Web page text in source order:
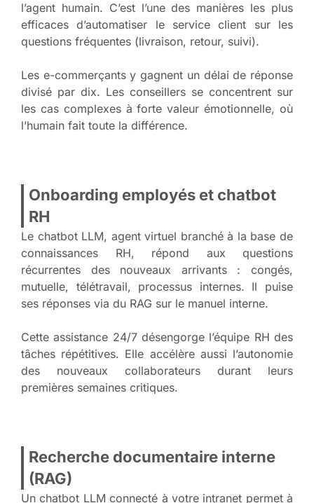
l’agent humain. C’est l’une des manières les plus
efficaces d’automatiser le service client sur les
questions fréquentes (livraison, retour, suivi).
Les e-commerçants y gagnent un délai de réponse
divisé par dix. Les conseillers se concentrent sur
les cas complexes à forte valeur émotionnelle, où
l’humain fait toute la différence.
Onboarding employés et chatbot
RH
Le chatbot LLM, agent virtuel branché à la base de
connaissances RH, répond aux questions
récurrentes des nouveaux arrivants : congés,
mutuelle, télétravail, processus internes. Il puise
ses réponses via du RAG sur le manuel interne.
Cette assistance 24/7 désengorge l’équipe RH des
tâches répétitives. Elle accélère aussi l’autonomie
des nouveaux collaborateurs durant leurs
premières semaines critiques.
Recherche documentaire interne
(RAG)
Un chatbot LLM connecté à votre intranet permet à